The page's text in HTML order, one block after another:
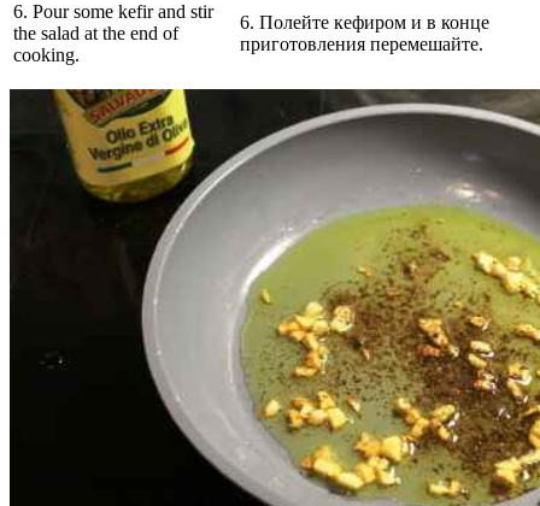
6. Pour some kefir and stir
the salad at the end of
cooking.
6. Полейте кефиром и в конце
приготовления перемешайте.